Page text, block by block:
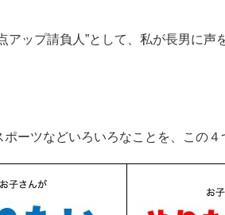
アップ請負人”として、私が長男に声
ーツなどいろいろなことを、この４